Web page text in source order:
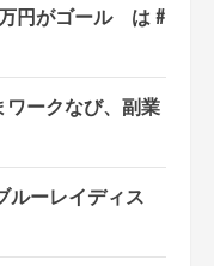
万円がゴール は #
ワークなび、副業
ルーレイディス